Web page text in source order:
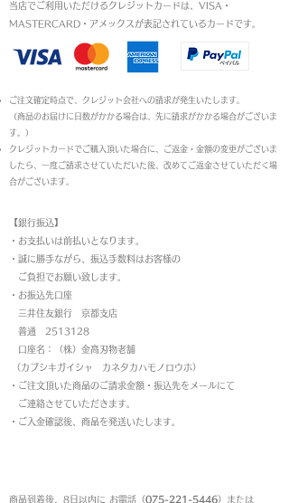
当店でご利用いただけるクレジットカードは、VISA・
MASTERCARD・アメックスが表記されているカードです。​
ご注文確定時点で、クレジット会社への請求が発生いたします。
（商品のお届けに日数がかかる場合は、先に請求がかかる場合がございま
す。）
クレジットカードでご購入頂いた場合に、ご返金・金額の変更がございま
したら、一度ご請求させていただいた後、改めてご返金させていただく場
合がございます。
【銀行振込】
・お支払いは前払いとなります。
・ 誠に勝手ながら、振込手数料はお客様の
ご負担でお願い致します。
・お振込先口座
三井住友銀行 京都支店
普通 2513128
口座名：（株）金高刃物老舗
（カブシキガイシャ カネタカハモノロウホ）
・ご注文頂いた商品のご請求金額・振込先をメールにて
ご連絡させていただきます。
・ご入金確認後、商品を発送いたします。
商品到着後、8日以内に お電話（075-221-5446）または